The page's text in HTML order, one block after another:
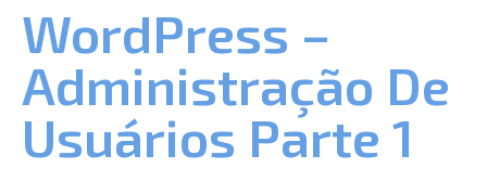
WordPress –
Administração De
Usuários Parte 1